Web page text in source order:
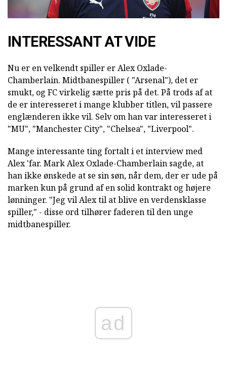
INTERESSANT AT VIDE
Nu er en velkendt spiller er Alex Oxlade-
Chamberlain. Midtbanespiller ( "Arsenal"), det er
smukt, og FC virkelig sætte pris på det. På trods af at
de er interesseret i mange klubber titlen, vil passere
englænderen ikke vil. Selv om han var interesseret i
"MU", "Manchester City", "Chelsea", "Liverpool".
Mange interessante ting fortalt i et interview med
Alex 'far. Mark Alex Oxlade-Chamberlain sagde, at
han ikke ønskede at se sin søn, når dem, der er ude på
marken kun på grund af en solid kontrakt og højere
lønninger. "Jeg vil Alex til at blive en verdensklasse
spiller," - disse ord tilhører faderen til den unge
midtbanespiller.
ad